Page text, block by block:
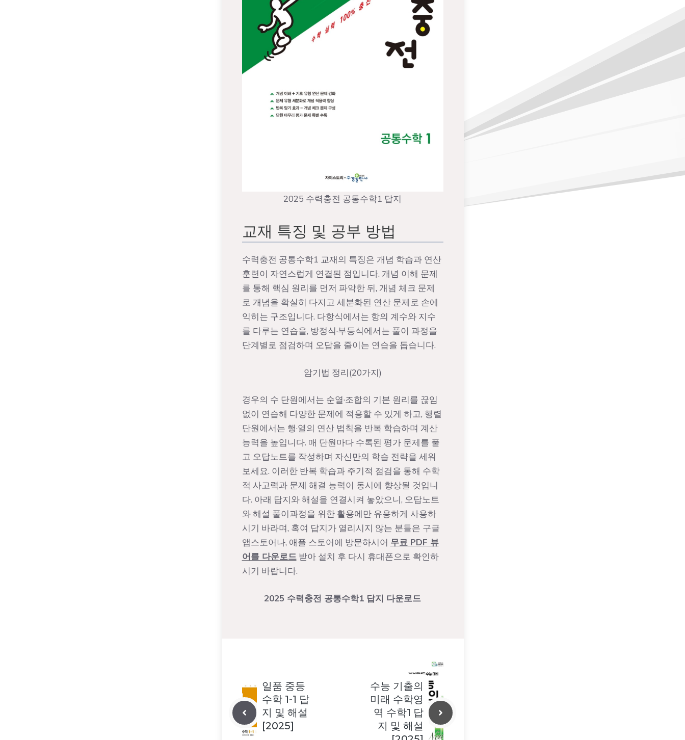
2025 수력충전 공통수학1 답지
교재 특징 및 공부 방법
수력충전 공통수학1 교재의 특징은 개념 학습과 연산
훈련이 자연스럽게 연결된 점입니다. 개념 이해 문제
를 통해 핵심 원리를 먼저 파악한 뒤, 개념 체크 문제
로 개념을 확실히 다지고 세분화된 연산 문제로 손에
익히는 구조입니다. 다항식에서는 항의 계수와 지수
를 다루는 연습을, 방정식·부등식에서는 풀이 과정을
단계별로 점검하며 오답을 줄이는 연습을 돕습니다.
암기법 정리(20가지)
경우의 수 단원에서는 순열·조합의 기본 원리를 끊임
없이 연습해 다양한 문제에 적용할 수 있게 하고, 행렬
단원에서는 행·열의 연산 법칙을 반복 학습하며 계산
능력을 높입니다. 매 단원마다 수록된 평가 문제를 풀
고 오답노트를 작성하며 자신만의 학습 전략을 세워
보세요. 이러한 반복 학습과 주기적 점검을 통해 수학
적 사고력과 문제 해결 능력이 동시에 향상될 것입니
다. 아래 답지와 해설을 연결시켜 놓았으니, 오답노트
와 해설 풀이과정을 위한 활용에만 유용하게 사용하
시기 바라며, 혹여 답지가 열리시지 않는 분들은 구글
앱스토어나, 애플 스토어에 방문하시어 무료 PDF 뷰
어를 다운로드받아 설치 후 다시 휴대폰으로 확인하
시기 바랍니다.
2025 수력충전 공통수학1 답지 다운로드
일품 중등
수학 1-1 답
지 및 해설
[2025]
수능 기출의
미래 수학영
역 수학1 답
지 및 해설